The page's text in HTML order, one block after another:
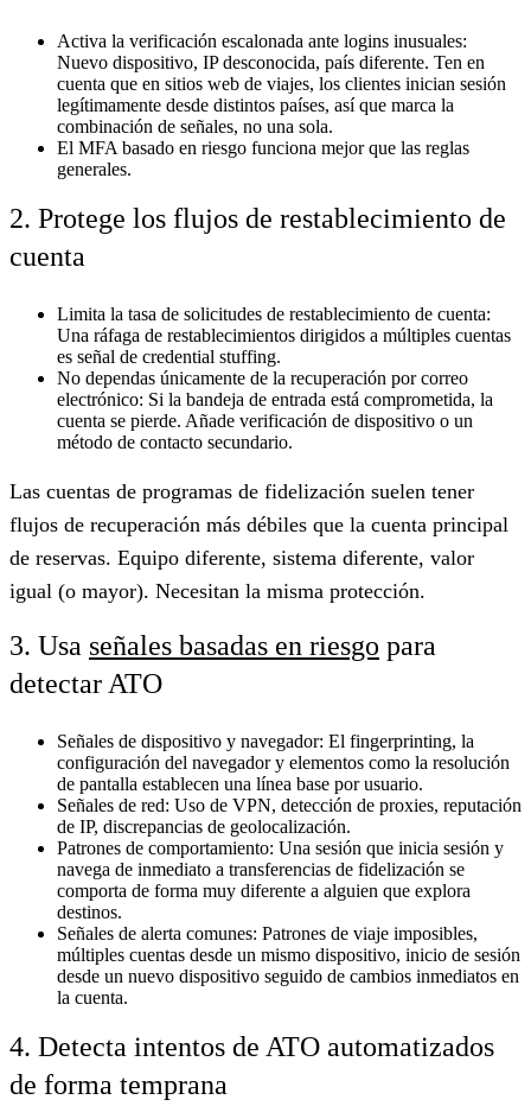
Activa la verificación escalonada ante logins inusuales:
Nuevo dispositivo, IP desconocida, país diferente. Ten en
cuenta que en sitios web de viajes, los clientes inician sesión
legítimamente desde distintos países, así que marca la
combinación de señales, no una sola.
El MFA basado en riesgo funciona mejor que las reglas
generales.
2. Protege los flujos de restablecimiento de
cuenta
Limita la tasa de solicitudes de restablecimiento de cuenta:
Una ráfaga de restablecimientos dirigidos a múltiples cuentas
es señal de credential stuffing.
No dependas únicamente de la recuperación por correo
electrónico: Si la bandeja de entrada está comprometida, la
cuenta se pierde. Añade verificación de dispositivo o un
método de contacto secundario.
Las cuentas de programas de fidelización suelen tener
flujos de recuperación más débiles que la cuenta principal
de reservas. Equipo diferente, sistema diferente, valor
igual (o mayor). Necesitan la misma protección.
3. Usa señales basadas en riesgo para
detectar ATO
Señales de dispositivo y navegador: El fingerprinting, la
configuración del navegador y elementos como la resolución
de pantalla establecen una línea base por usuario.
Señales de red: Uso de VPN, detección de proxies, reputación
de IP, discrepancias de geolocalización.
Patrones de comportamiento: Una sesión que inicia sesión y
navega de inmediato a transferencias de fidelización se
comporta de forma muy diferente a alguien que explora
destinos.
Señales de alerta comunes: Patrones de viaje imposibles,
múltiples cuentas desde un mismo dispositivo, inicio de sesión
desde un nuevo dispositivo seguido de cambios inmediatos en
la cuenta.
4. Detecta intentos de ATO automatizados
de forma temprana